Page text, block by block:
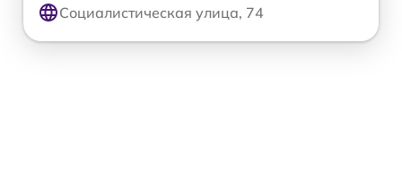
Социалистическая улица, 74